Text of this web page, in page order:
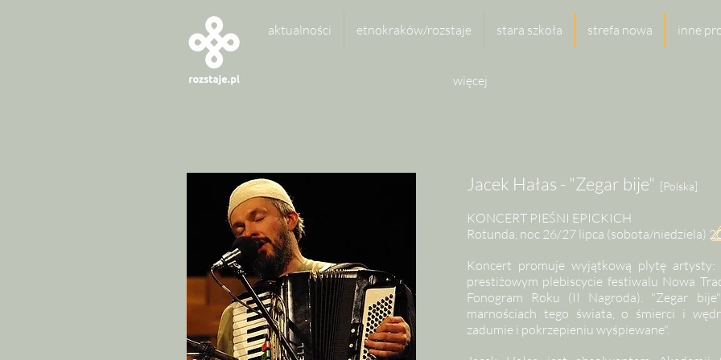
aktualności etnokraków/rozstaje stara szkoła strefa nowa inne
więcej
Jacek Hałas - "Zegar bije" [Polska]
KONCERT PIEŚNI EPICKICH
Rotunda, noc 26/27 lipca (sobota/niedziela)
Koncert promuje wyjątkową plytę
prestiżowym plebiscycie festiwalu Nowa
Fonogram Roku (II Nagroda). "Zegar
marnościach tego świata, o śmierci i
zadumie i pokrzepieniu wyśpiewane".